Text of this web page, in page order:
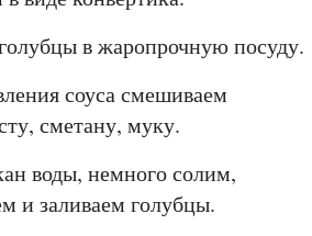
в жаропрочную посуду.
соуса смешиваем
сметану, муку.
воды, немного солим,
и заливаем голубцы.